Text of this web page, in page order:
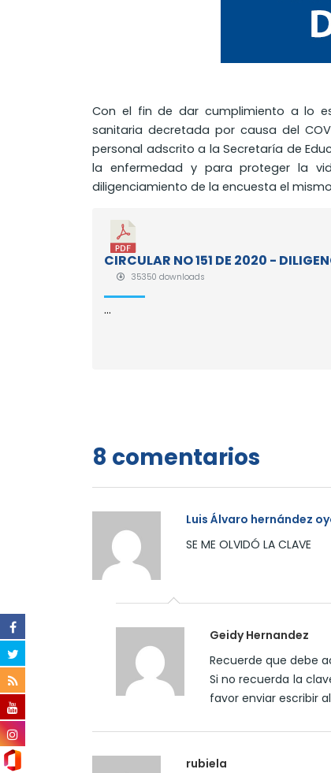
Con el fin de dar cumplimiento a lo
sanitaria decretada por causa del
personal adscrito a la Secretaría de
la enfermedad y para proteger la
diligenciamiento de la encuesta el
CIRCULAR NO 151 DE 2020 -
35350 downloads
...
8 comentarios
Luis Álvaro hernández
SE ME OLVIDÓ LA CLAVE
Geidy Hernandez
Recuerde que debe
Si no recuerda la
favor enviar escribir
rubiela